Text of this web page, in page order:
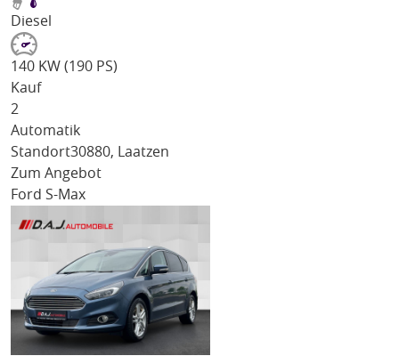
Diesel
140 KW (190 PS)
Kauf
2
Automatik
Standort30880, Laatzen
Zum Angebot
Ford S-Max